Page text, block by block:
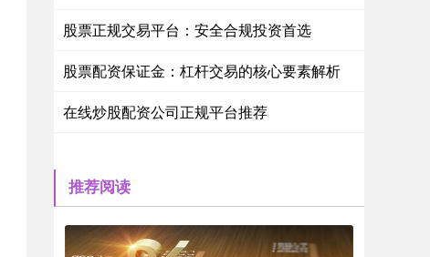
股票正规交易平台：安全合规投资首选
股票配资保证金：杠杆交易的核心要素解析
在线炒股配资公司正规平台推荐
推荐阅读